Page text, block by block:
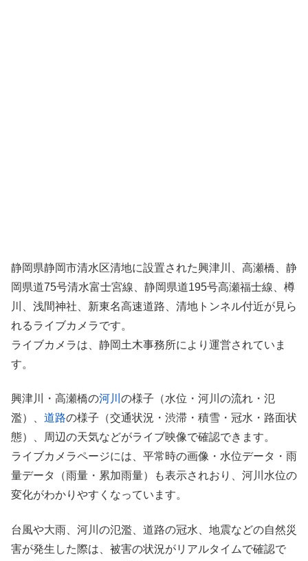
静岡県静岡市清水区清地に設置された興津川、高瀬橋、静
岡県道75号清水富士宮線、静岡県道195号高瀬福士線、樽
川、浅間神社、新東名高速道路、清地トンネル付近が見ら
れるライブカメラです。
ライブカメラは、静岡土木事務所により運営されていま
す。
興津川・高瀬橋の河川 の様子（水位・河川の流れ・氾
濫）、 道路の様子（交通状況・渋滞・積雪・冠水・路面状
態）、周辺の天気などがライブ映像で確認できます。
ライブカメラページには、平常時の画像・水位データ・雨
量データ（雨量・累加雨量）も表示されおり、河川水位の
変化がわかりやすくなっています。
台風や大雨、河川の氾濫、道路の冠水、地震などの自然災
害が発生した際は、被害の状況がリアルタイムで確認で